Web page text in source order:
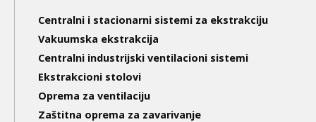
Centralni i stacionarni sistemi za ekstrakciju
Vakuumska ekstrakcija
Centralni industrijski ventilacioni sistemi
Ekstrakcioni stolovi
Oprema za ventilaciju
Zaštitna oprema za zavarivanje